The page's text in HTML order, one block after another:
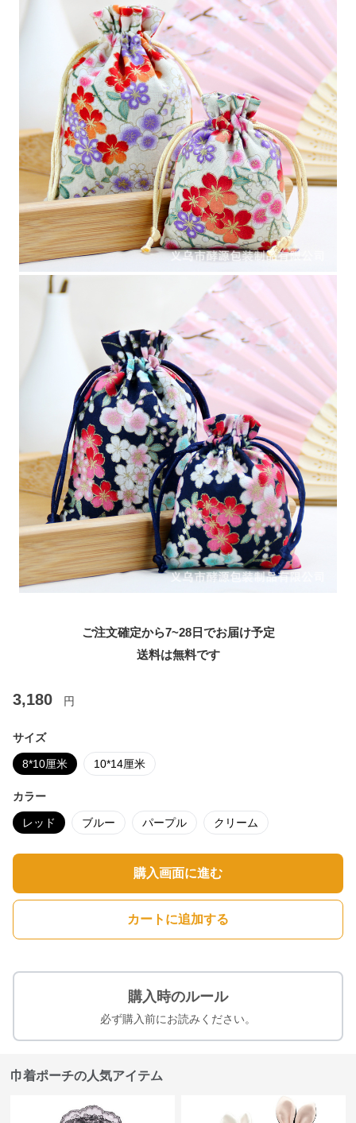
ご注文確定から7~28日でお届け予定
送料は無料です
3,180 円
サイズ
8*10厘米 10*14厘米
カラー
レッド ブルー パープル クリーム
購入画面に進む
カートに追加する
購入時のルール
必ず購入前にお読みください。
巾着ポーチの人気アイテム